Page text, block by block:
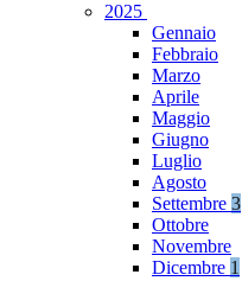
2025
Gennaio
Febbraio
Marzo
Aprile
Maggio
Giugno
Luglio
Agosto
Settembre 3
Ottobre
Novembre
Dicembre 1